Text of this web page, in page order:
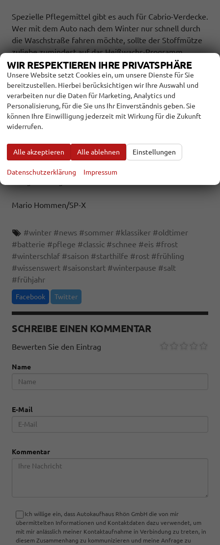
Spezielle Pflegemittel gibt es auch für Cabrio-Verdecke.
Wer mit dem Auto nach dem Winter nur schnell durch
die Waschstraße fahren möchte, sollte der Stoffmütze
zuliebe zumindest auf das Heißwachs-Programm
verzichten. Das schadet der Beschichtung des Verdecks.
Nach dem Reinigen und vor dem Öffnen muss das
Verdeck gründlich durchgetrocknet sein. Außerdem
sollte beim erstmaligen Öffnen ein Blick auf die
Mechanik geworfen werden, die unter Umständen
geschmiert werden muss.
Abschließend freut sich auch der Innenraum über ein
wenig Aufmerksamkeit. Cockpit-Sprays hauchen
Plastikoberflächen wieder alte Tiefe ein, spezielle
Mario Hommen/SP-X
#winter #news #sommer #klassiker #oldtimer
#batterie #pflege #classic #schnee #eis #frost
#winterschlaf #saison #starthilfe #rost #frühling
#wissenswert #saisonstart #winterpause #salt
#frühjahr
Facebook Twitter
SCHREIBE EINEN KOMMENTAR
Bewerten Sie den Eintrag
Name
E-Mail
Kommentar
Ich willige ein, dass Autokaufhaus Rhön GmbH die von mir
übermittelten Informationen und Kontaktdaten dazu verwendet, um
mit mir anlässlich meiner Kontaktaufnahme in Verbindung zu treten, in
diesem Zusammenhang zu kommunizieren und meine Anfrage zu
WIR RESPEKTIEREN IHRE PRIVATSPHÄRE
Unsere Website setzt Cookies ein, um unsere Dienste für Sie
bereitzustellen. Hierbei berücksichtigen wir Ihre Auswahl und
verarbeiten nur die Daten für Marketing, Analytics und
Personalisierung, für die Sie uns Ihr Einverständnis geben. Sie
können Ihre Einwilligung jederzeit mit Wirkung für die Zukunft
widerrufen.
Alle akzeptieren Alle ablehnen Einstellungen
Datenschutzerklärung Impressum